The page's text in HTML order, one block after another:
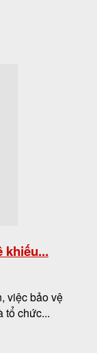
khiếu...
việc bảo vệ
tổ chức...